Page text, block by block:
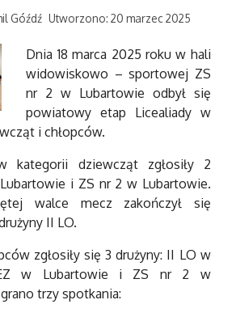
Góźdź Utworzono: 20 marzec 2025
Dnia 18 marca 2025 roku w hali
widowiskowo – sportowej ZS
nr 2 w Lubartowie odbył się
powiatowy etap Licealiady w
i chłopców.
kategorii dziewcząt zgłosiły 2
i ZS nr 2 w Lubartowie.
walce mecz zakończył się
II LO.
zgłosiły się 3 drużyny: II LO w
w Lubartowie i ZS nr 2 w
trzy spotkania: